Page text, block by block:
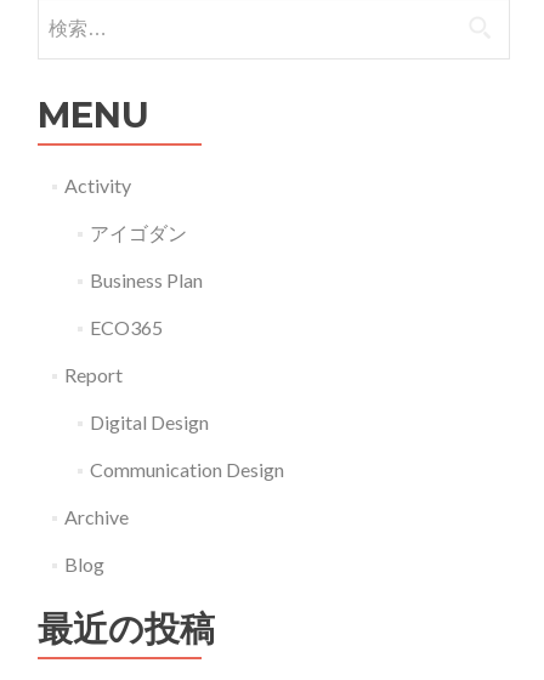
検索:
MENU
Activity
アイゴダン
Business Plan
ECO365
Report
Digital Design
Communication Design
Archive
Blog
最近の投稿